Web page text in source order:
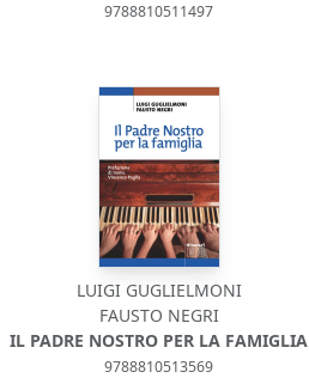
9788810511497
LUIGI GUGLIELMONI
FAUSTO NEGRI
IL PADRE NOSTRO PER LA FAMIGLIA
9788810513569